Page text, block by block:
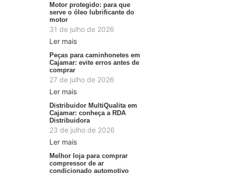
Motor protegido: para que
serve o óleo lubrificante do
motor
31 de julho de 2026
Ler mais
Peças para caminhonetes em
Cajamar: evite erros antes de
comprar
27 de julho de 2026
Ler mais
Distribuidor MultiQualita em
Cajamar: conheça a RDA
Distribuidora
23 de julho de 2026
Ler mais
Melhor loja para comprar
compressor de ar
condicionado automotivo